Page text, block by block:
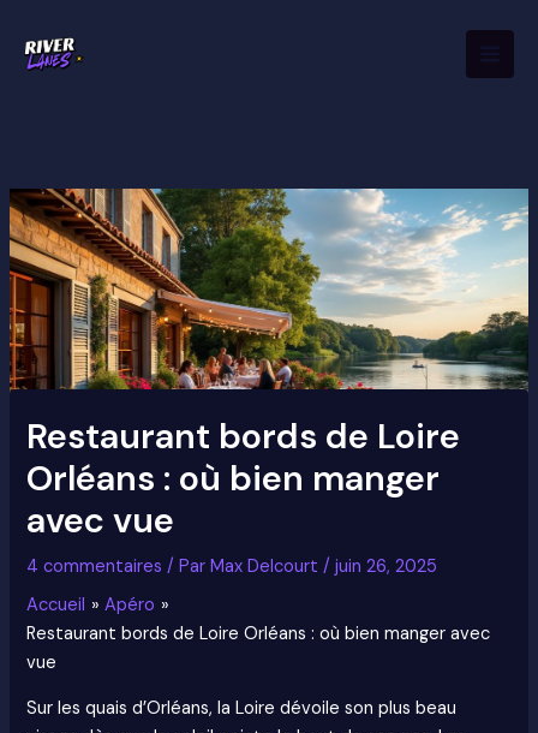
contenu
Restaurant bords de Loire
Orléans : où bien manger
avec vue
4 commentaires / ParMax Delcourt/juin 26, 2025
Accueil
Apéro
Restaurant bords de Loire Orléans : où bien manger avec
vue
Sur les quais d’Orléans, la Loire dévoile son plus beau